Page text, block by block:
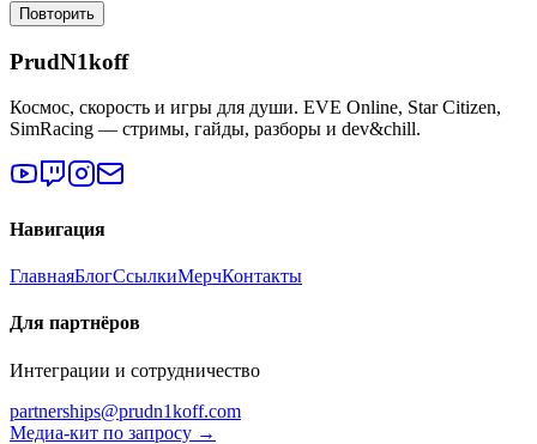
Повторить
PrudN1koff
Космос, скорость и игры для души. EVE Online, Star Citizen,
SimRacing — стримы, гайды, разборы и dev&chill.
Навигация
ГлавнаяБлогСсылкиМерчКонтакты
Для партнёров
Интеграции и сотрудничество
partnerships@prudn1koff.com
Медиа-кит по запросу →